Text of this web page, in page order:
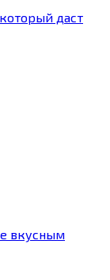
даст
вкусным